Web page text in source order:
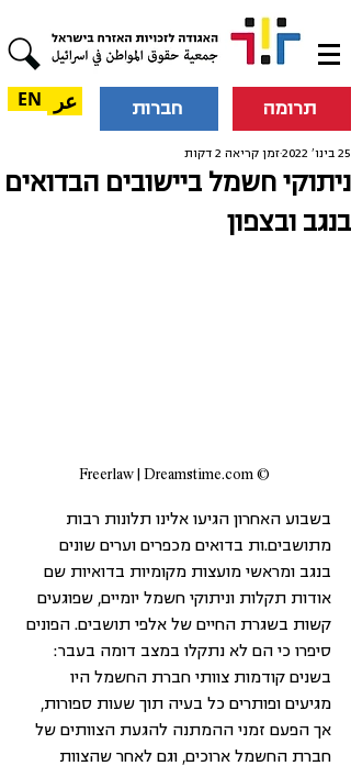
תרומה חברות عر EN
ניתוקי חשמל ביישובים הבדואים
בנגב ובצפון
25 בינו׳ 2022 זמן קריאה 2 דקות
בשבוע האחרון הגיעו אלינו תלונות רבות
מתושבים.ות בדואים מכפרים וערים שונים
בנגב ומראשי מועצות מקומיות בדואיות שם
אודות תקלות וניתוקי חשמל יומיים, שפוגעים
קשות בשגרת החיים של אלפי תושבים. הפונים
סיפרו כי הם לא נתקלו במצב דומה בעבר:
בשנים קודמות צוותי חברת החשמל היו
מגיעים ופותרים כל בעיה תוך שעות ספורות,
אך הפעם זמני ההמתנה להגעת הצוותים של
חברת החשמל ארוכים, וגם לאחר שהצוות